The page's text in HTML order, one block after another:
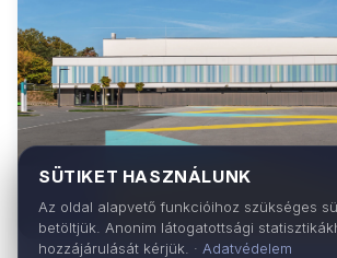
SÜTIKET HASZNÁLUNK
Az oldal alapvető funkcióihoz szükséges
betöltjük. Anonim látogatottsági
hozzájárulását kérjük. · Adatvédelem